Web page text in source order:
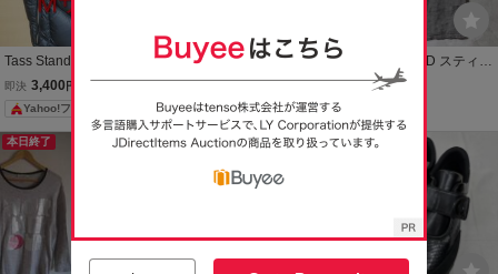
Tass Standard タス・ス
タンダード ダウンベス
ト Mサイズ
即決 3,400 円
Yahoo!フリマ
【2011年/希少品】RRL C
ANVAS DUCK VEST
【M】キャンバス ダック
ベスト MONTANA 錆入り
針付きバックルバック ジ
140
STILL BY HAND スティル
バイハンド リネン 千鳥格
子 ハウンドトゥース 総柄
ショールカラー ジレ ベス
ト size.46 (M) グレー 日本
5,760円
本日終了 本日終了